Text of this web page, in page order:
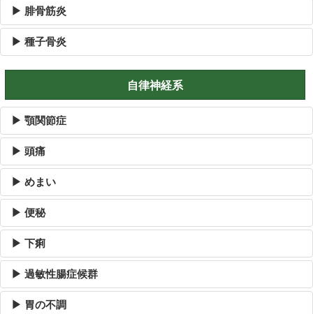
▶ 腓骨筋炎
▶ 種子骨炎
自律神経系
▶ 顎関節症
▶ 頭痛
▶ めまい
▶ 便秘
▶ 下痢
▶ 過敏性腸症候群
▶ 胃の不調